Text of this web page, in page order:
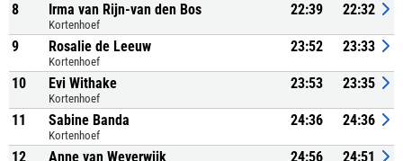
8 Irma van Rijn-van den Bos
Kortenhoef
22:39 22:32
9 Rosalie de Leeuw
Kortenhoef
23:52 23:33
10 Evi Withake
Kortenhoef
23:53 23:35
11 Sabine Banda
Kortenhoef
24:36 24:36
12 Anne van Weverwijk 24:56 24:51